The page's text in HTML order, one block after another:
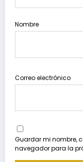
Nombre
Correo electrónico
Guardar mi nombre,
navegador para la